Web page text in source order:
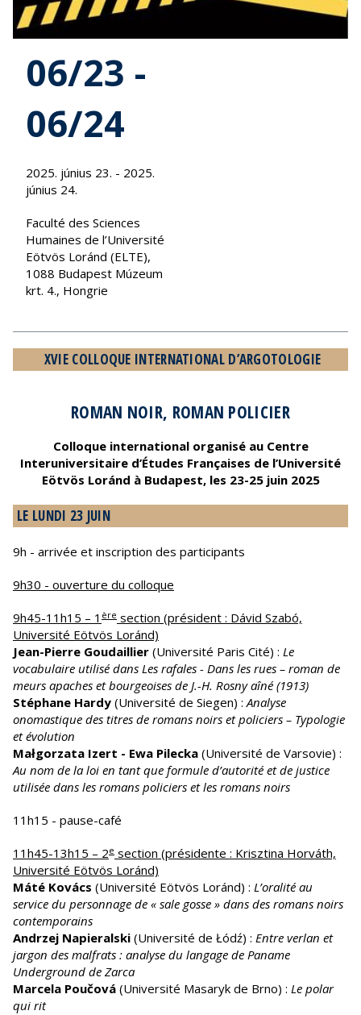
06/23 -
06/24
2025. június 23. - 2025.
június 24.
Faculté des Sciences
Humaines de l’Université
Eötvös Loránd (ELTE),
1088 Budapest Múzeum
krt. 4., Hongrie
XVIE COLLOQUE INTERNATIONAL D’ARGOTOLOGIE
ROMAN NOIR, ROMAN POLICIER
Colloque international organisé au Centre
Interuniversitaire d’Études Françaises de l’Université
Eötvös Loránd à Budapest, les 23-25 juin 2025
LE LUNDI 23 JUIN
9h - arrivée et inscription des participants
9h30 - ouverture du colloque
9h45-11h15 – 1 ère section (président : Dávid Szabó,
Université Eötvös Loránd)
Jean-Pierre Goudaillier (Université Paris Cité) : Le
vocabulaire utilisé dans Les rafales - Dans les rues – roman de
meurs apaches et bourgeoises de J.-H. Rosny aîné (1913)
Stéphane Hardy (Université de Siegen) :Analyse
onomastique des titres de romans noirs et policiers – Typologie
et évolution
Małgorzata Izert - Ewa Pilecka (Université de Varsovie) :
Au nom de la loi en tant que formule d’autorité et de justice
utilisée dans les romans policiers et les romans noirs
11h15 - pause-café
11h45-13h15 – 2e section (présidente : Krisztina Horváth,
Université Eötvös Loránd)
Máté Kovács (Université Eötvös Loránd) : L’oralité au
service du personnage de « sale gosse » dans des romans noirs
contemporains
Andrzej Napieralski (Université de Łódź) : Entre verlan et
jargon des malfrats : analyse du langage de Paname
Underground de Zarca
Marcela Poučová (Université Masaryk de Brno) : Le polar
qui rit